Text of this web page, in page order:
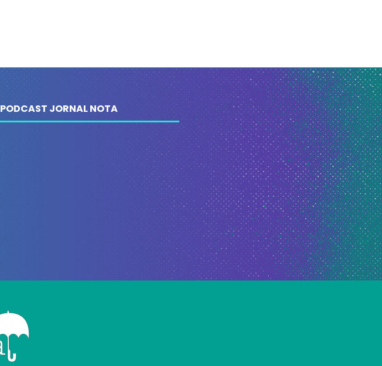
PODCAST JORNAL NOTA